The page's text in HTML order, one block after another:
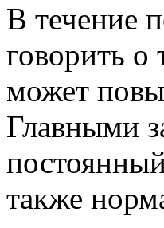
В течение
говорить
может
Главными
также